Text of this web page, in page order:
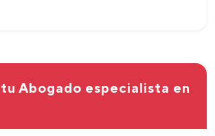
Abogado especialista en